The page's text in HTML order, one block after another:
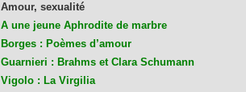
Amour, sexualité
A une jeune Aphrodite de marbre
Borges : Poèmes d’amour
Guarnieri : Brahms et Clara Schumann
Vigolo : La Virgilia